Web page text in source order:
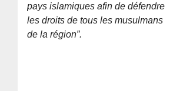
pays islamiques afin de défendre
les droits de tous les musulmans
de la région”.